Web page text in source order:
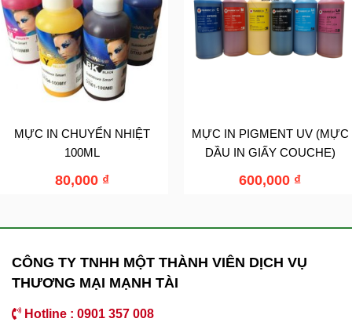
MỰC IN CHUYỂN NHIỆT
100ML
80,000 ₫
MỰC IN PIGMENT UV (MỰC
DẦU IN GIẤY COUCHE)
600,000 ₫
CÔNG TY TNHH MỘT THÀNH VIÊN DỊCH VỤ
THƯƠNG MẠI MẠNH TÀI
Hotline : 0901 357 008